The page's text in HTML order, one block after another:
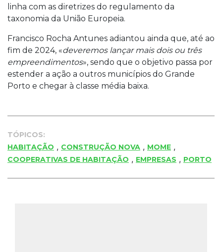
linha com as diretrizes do regulamento da
taxonomia da União Europeia.
Francisco Rocha Antunes adiantou ainda que, até ao
fim de 2024, «deveremos lançar mais dois ou três
empreendimentos», sendo que o objetivo passa por
estender a ação a outros municípios do Grande
Porto e chegar à classe média baixa.
TÓPICOS:
HABITAÇÃO , CONSTRUÇÃO NOVA , MOME ,
COOPERATIVAS DE HABITAÇÃO , EMPRESAS , PORTO